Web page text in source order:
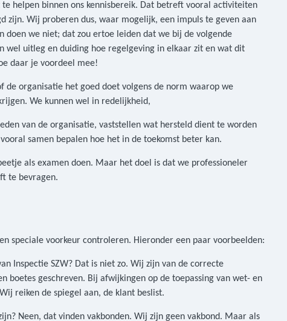
helpen binnen ons kennisbereik. Dat betreft vooral activiteiten
zijn. Wij proberen dus, waar mogelijk, een impuls te geven aan
doen we niet; dat zou ertoe leiden dat we bij de volgende
wel uitleg en duiding hoe regelgeving in elkaar zit en wat dit
daar je voordeel mee!
de organisatie het goed doet volgens de norm waarop we
We kunnen wel in redelijkheid,
van de organisatie, vaststellen wat hersteld dient te worden
samen bepalen hoe het in de toekomst beter kan.
als examen doen. Maar het doel is dat we professioneler
te bevragen.
speciale voorkeur controleren. Hieronder een paar voorbeelden:
Inspectie SZW? Dat is niet zo. Wij zijn van de correcte
boetes geschreven. Bij afwijkingen op de toepassing van wet- en
reiken de spiegel aan, de klant beslist.
Neen, dat vinden vakbonden. Wij zijn geen vakbond. Maar als